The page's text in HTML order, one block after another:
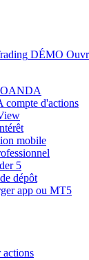
DÉMO
d'actions
mobile
5
dépôt
app ou MT5